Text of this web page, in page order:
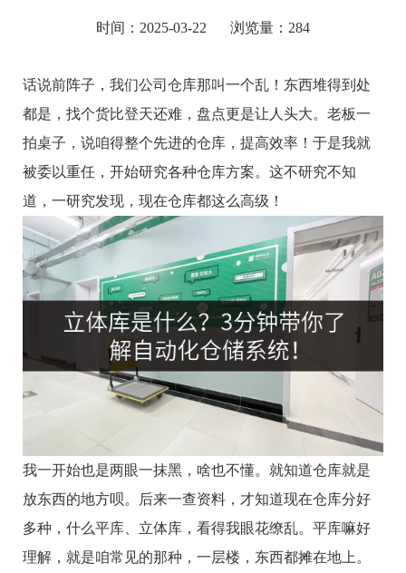
时间：2025-03-22 浏览量：284
话说前阵子，我们公司仓库那叫一个乱！东西堆得到处
都是，找个货比登天还难，盘点更是让人头大。老板一
拍桌子，说咱得整个先进的仓库，提高效率！于是我就
被委以重任，开始研究各种仓库方案。这不研究不知
道，一研究发现，现在仓库都这么高级！
我一开始也是两眼一抹黑，啥也不懂。就知道仓库就是
放东西的地方呗。后来一查资料，才知道现在仓库分好
多种，什么平库、立体库，看得我眼花缭乱。平库嘛好
理解，就是咱常见的那种，一层楼，东西都摊在地上。